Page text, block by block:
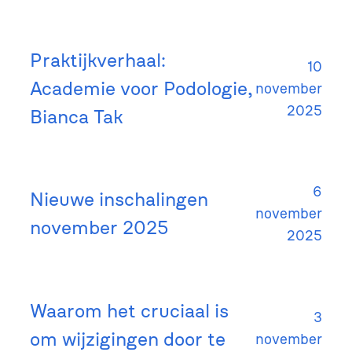
Praktijkverhaal:
Academie voor Podologie,
Bianca Tak
10
november
2025
Nieuwe inschalingen
november 2025
6
november
2025
Waarom het cruciaal is
om wijzigingen door te
3
november